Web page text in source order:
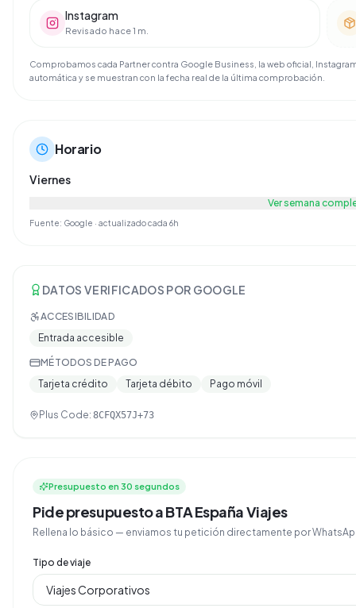
Instagram
Revisado hace 1 m.
Comprobamos cada Partner contra Google Business, la web oficial,
automática y se muestran con la fecha real de la última comprobación.
Horario
Viernes
Ver semana
Fuente: Google · actualizado cada 6h
DATOS VERIFICADOS POR GOOGLE
ACCESIBILIDAD
Entrada accesible
MÉTODOS DE PAGO
Tarjeta crédito
Tarjeta débito Pago móvil
Plus Code: 8CFQX57J+73
Presupuesto en 30 segundos
Pide presupuesto a BTA España Viajes
Rellena lo básico — enviamos tu petición directamente por
Tipo de viaje